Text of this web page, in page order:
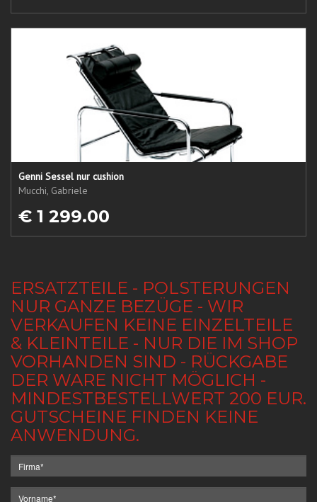
Genni Sessel nur cushion
Mucchi, Gabriele
€ 1 299.00
ERSATZTEILE - POLSTERUNGEN
NUR GANZE BEZÜGE - WIR
VERKAUFEN KEINE EINZELTEILE
& KLEINTEILE - NUR DIE IM SHOP
VORHANDEN SIND - RÜCKGABE
DER WARE NICHT MÖGLICH -
MINDESTBESTELLWERT 200 EUR.
GUTSCHEINE FINDEN KEINE
ANWENDUNG.